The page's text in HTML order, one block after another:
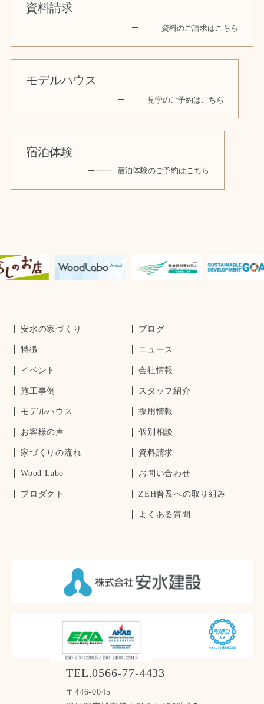
資料請求
資料のご請求はこちら
モデルハウス
見学のご予約はこちら
宿泊体験
宿泊体験のご予約はこちら
TEL.0566-77-4433
〒446-0045
安水の家づくり
特徴
イベント
施工事例
モデルハウス
お客様の声
家づくりの流れ
Wood Labo
プロダクト
ブログ
ニュース
会社情報
スタッフ紹介
採用情報
個別相談
資料請求
お問い合わせ
ZEH普及への取り組み
よくある質問